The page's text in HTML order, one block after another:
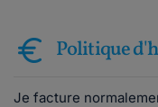
Politique
Je facture